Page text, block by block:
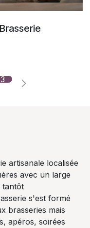
3
artisanale localisée
avec un large
tantôt
s'est formé
brasseries mais
apéros, soirées